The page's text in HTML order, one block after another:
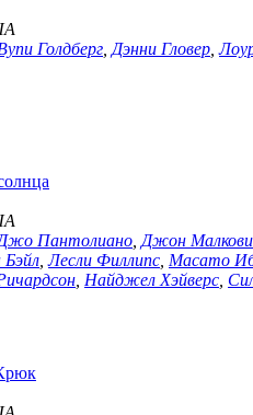
Голдберг Дэнни Гловер ,
Пантолиано Джон
,Лесли Филлипс Масато
Найджел Хэйверс